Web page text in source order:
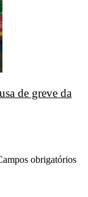
de greve da
obrigatórios